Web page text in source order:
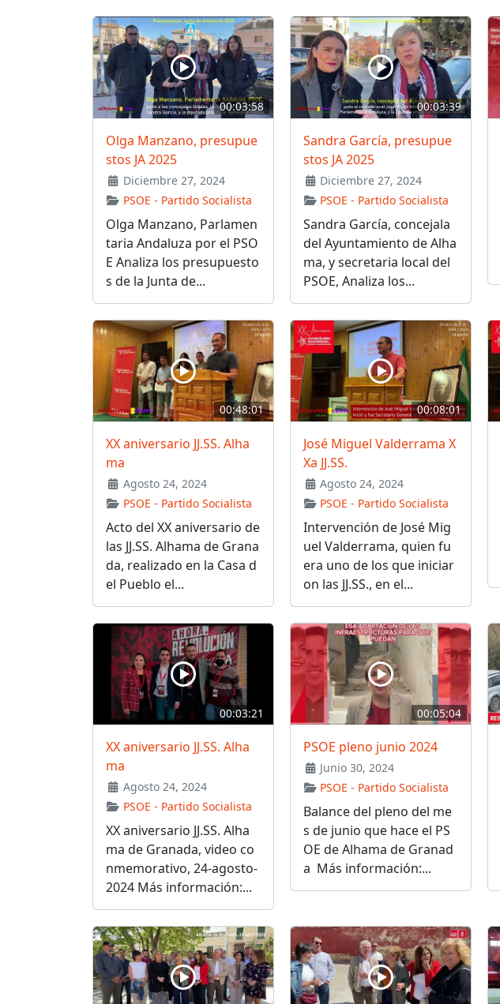
00:03:58
Olga Manzano, presupue
stos JA 2025
Diciembre 27, 2024
PSOE - Partido Socialista
Olga Manzano, Parlamen
taria Andaluza por el PSO
E Analiza los presupuesto
s de la Junta de...
00:03:39
Sandra García, presupue
stos JA 2025
Diciembre 27, 2024
PSOE - Partido Socialista
Sandra García, concejala
del Ayuntamiento de Alha
ma, y secretaria local del
PSOE, Analiza los...
00:48:01
XX aniversario JJ.SS. Alha
ma
Agosto 24, 2024
PSOE - Partido Socialista
Acto del XX aniversario de
las JJ.SS. Alhama de Grana
da, realizado en la Casa d
el Pueblo el...
00:08:01
José Miguel Valderrama X
Xa JJ.SS.
Agosto 24, 2024
PSOE - Partido Socialista
Intervención de José Mig
uel Valderrama, quien fu
era uno de los que iniciar
on las JJ.SS., en el...
00:03:21
XX aniversario JJ.SS. Alha
ma
Agosto 24, 2024
PSOE - Partido Socialista
XX aniversario JJ.SS. Alha
ma de Granada, video co
nmemorativo, 24-agosto-
2024 Más información:...
00:05:04
PSOE pleno junio 2024
Junio 30, 2024
PSOE - Partido Socialista
Balance del pleno del me
s de junio que hace el PS
OE de Alhama de Granad
a Más información:...